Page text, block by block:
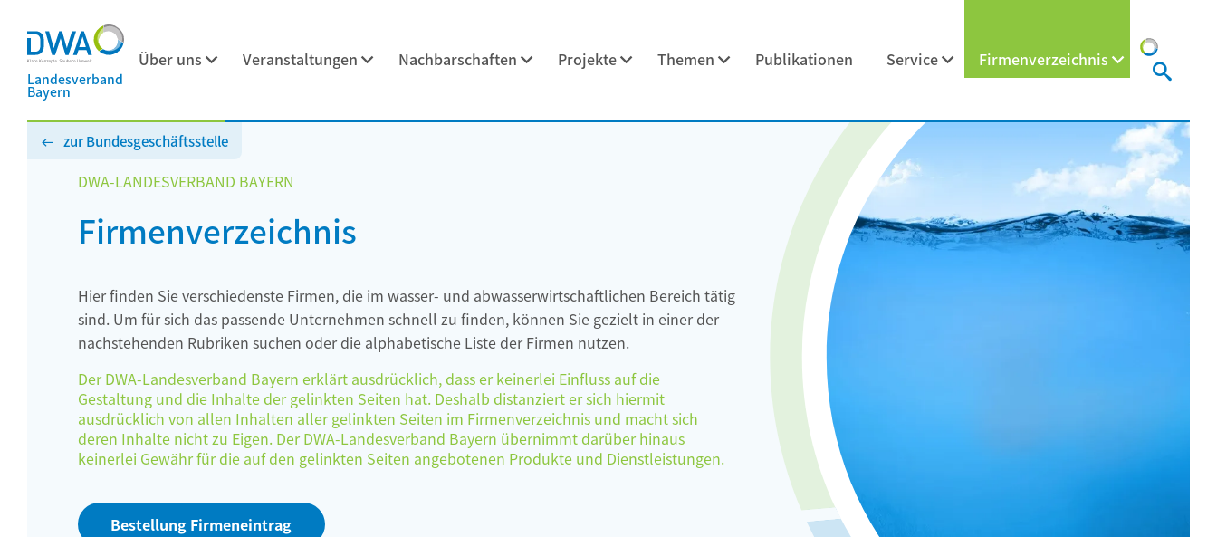
Landesverband
Bayern
Über uns Veranstaltungen Nachbarschaften Projekte Themen Publikationen Service Firmenverzeichnis
zur Bundesgeschäftsstelle
DWA-LANDESVERBAND BAYERN
Firmenverzeichnis
Hier finden Sie verschiedenste Firmen, die im wasser- und abwasserwirtschaftlichen Bereich tätig
sind. Um für sich das passende Unternehmen schnell zu finden, können Sie gezielt in einer der
nachstehenden Rubriken suchen oder die alphabetische Liste der Firmen nutzen.
Der DWA-Landesverband Bayern erklärt ausdrücklich, dass er keinerlei Einfluss auf die
Gestaltung und die Inhalte der gelinkten Seiten hat. Deshalb distanziert er sich hiermit
ausdrücklich von allen Inhalten aller gelinkten Seiten im Firmenverzeichnis und macht sich
deren Inhalte nicht zu Eigen. Der DWA-Landesverband Bayern übernimmt darüber hinaus
keinerlei Gewähr für die auf den gelinkten Seiten angebotenen Produkte und Dienstleistungen.
Bestellung Firmeneintrag